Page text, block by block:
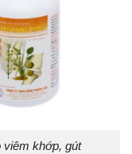
viêm khớp, gút